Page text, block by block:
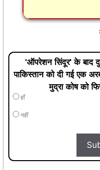
'ऑपरेशन सिंदूर' के बाद
पाकिस्तान को दी गई एक
मुद्रा कोष को
हाँ
नहीं